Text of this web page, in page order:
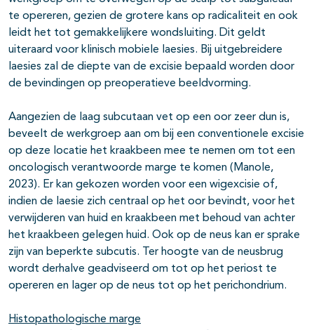
te opereren, gezien de grotere kans op radicaliteit en ook
leidt het tot gemakkelijkere wondsluiting. Dit geldt
uiteraard voor klinisch mobiele laesies. Bij uitgebreidere
laesies zal de diepte van de excisie bepaald worden door
de bevindingen op preoperatieve beeldvorming.
Aangezien de laag subcutaan vet op een oor zeer dun is,
beveelt de werkgroep aan om bij een conventionele excisie
op deze locatie het kraakbeen mee te nemen om tot een
oncologisch verantwoorde marge te komen (Manole,
2023). Er kan gekozen worden voor een wigexcisie of,
indien de laesie zich centraal op het oor bevindt, voor het
verwijderen van huid en kraakbeen met behoud van achter
het kraakbeen gelegen huid. Ook op de neus kan er sprake
zijn van beperkte subcutis. Ter hoogte van de neusbrug
wordt derhalve geadviseerd om tot op het periost te
opereren en lager op de neus tot op het perichondrium.
Histopathologische marge